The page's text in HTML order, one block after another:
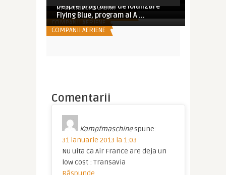
SUPER OFERTE TRANSPORT
SUPER OFERTE TRANSPORT
COMPANII AERIENE
in urmatorii 2 ani.
COMPANII AERIENE
Despre programul de loializare
Flying Blue, program al A ...
Comentarii
Kampfmaschine spune:
31 ianuarie 2013 la 1:03
Nu uita ca Air France are deja un
low cost : Transavia